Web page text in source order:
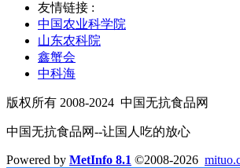
友情链接 :
中国农业科学院
山东农科院
鑫蟹会
中科海
版权所有 2008-2024 中国无抗食品网
中国无抗食品网--让国人吃的放心
Powered by MetInfo 8.1 ©2008-2026